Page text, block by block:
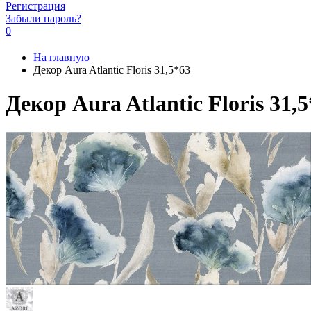
Регистрация
Забыли пароль?
0
На главную
Декор Aura Atlantic Floris 31,5*63
Декор Aura Atlantic Floris